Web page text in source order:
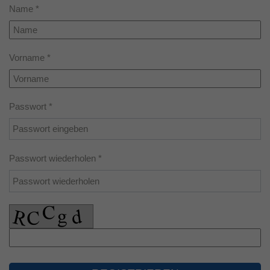
Kurssuche
Name *
Vorname *
Passwort *
Passwort wiederholen *
Zweck
speichern.